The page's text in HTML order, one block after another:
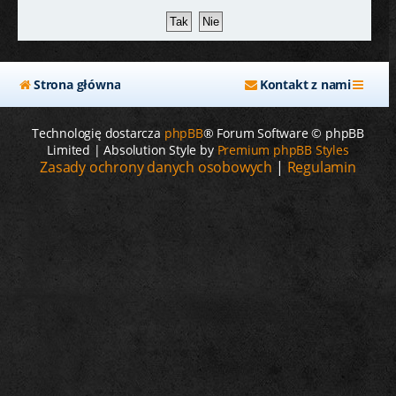
Strona główna Kontakt z nami
Technologię dostarcza phpBB® Forum Software © phpBB
Limited | Absolution Style by Premium phpBB Styles
Zasady ochrony danych osobowych | Regulamin